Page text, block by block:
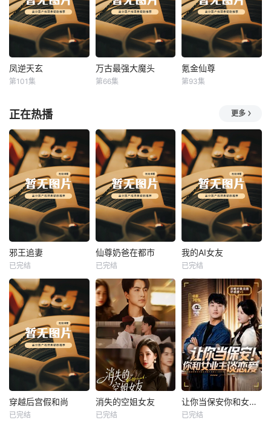
凤逆天玄
凤逆天玄
第101集
万古最强大魔头
万古最强大魔头
第66集
氪金仙尊
氪金仙尊
第93集
正在热播 更多
热播
邪王追妻
未知
邪王追妻
已完结
热播
未知
仙尊奶爸在都市
已完结
热播
我的AI女友
未知
我的AI女友
已完结
热播
穿越后宫假和尚
已完结
热播
消失的空姐女友
已完结
热播 让你当保安你和女业主谈恋爱
已完结